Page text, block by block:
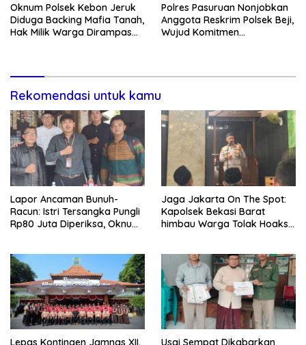
Oknum Polsek Kebon Jeruk
Diduga Backing Mafia Tanah,
Hak Milik Warga Dirampas
Polres Pasuruan Nonjobkan
Anggota Reskrim Polsek Beji,
Wujud Komitmen
Rekomendasi untuk kamu
Lapor Ancaman Bunuh-
Racun: Istri Tersangka Pungli
Rp80 Juta Diperiksa, Oknum
Jaga Jakarta On The Spot:
Kapolsek Bekasi Barat
himbau Warga Tolak Hoaks
Lepas Kontingen Jamnas XII, Usai Sempat Dikabarkan